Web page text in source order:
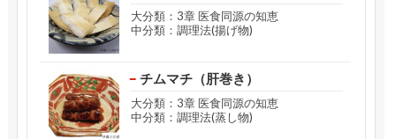
大分類：3章 医食同源の知恵
中分類：調理法(揚げ物)
チムマチ（肝巻き）
大分類：3章 医食同源の知恵
中分類：調理法(蒸し物)